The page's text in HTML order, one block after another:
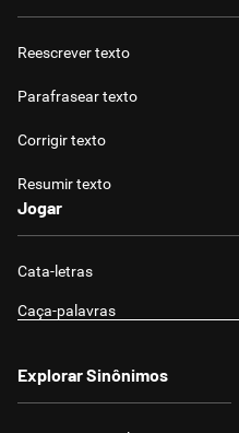
Reescrever texto
Parafrasear texto
Corrigir texto
Resumir texto
Jogar
Cata-letras
Caça-palavras
Explorar Sinônimos